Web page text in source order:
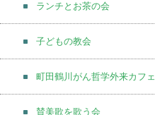
ランチとお茶の会
子どもの教会
町田鶴川がん哲学外来カフェ
賛美歌を歌う会